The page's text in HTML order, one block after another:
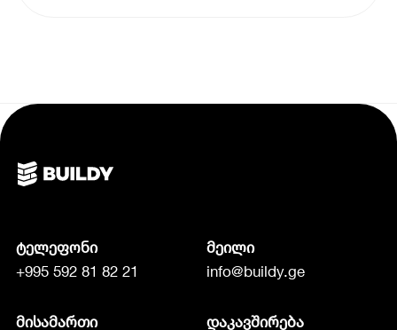
ტელეფონი
+995 592 81 82 21
მეილი
info@buildy.ge
მისამართი დაკავშირება